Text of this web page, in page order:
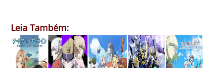
Leia Também: